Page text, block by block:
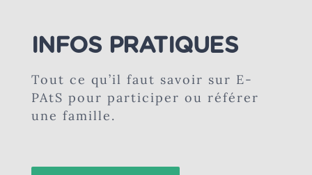
INFOS PRATIQUES
Tout ce qu’il faut savoir sur E-
PAtS pour participer ou référer
une famille.